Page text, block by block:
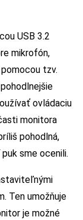
USB 3.2
mikrofón,
tzv.
ovládaciu
monitora
pohodlná,
sme ocenili.
Ten umožňuje
je možné